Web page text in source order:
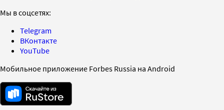
Мы в соцсетях:
Telegram
ВКонтакте
YouTube
Мобильное приложение Forbes Russia на Android